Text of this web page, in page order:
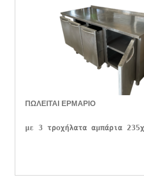
ΠΩΛΕΙΤΑΙ ΕΡΜΑΡΙΟ
με 3 τροχήλατα αμπάρια